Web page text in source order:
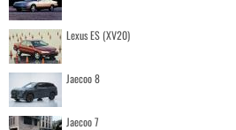
Lexus ES (XV20)
Jaecoo 8
Jaecoo 7